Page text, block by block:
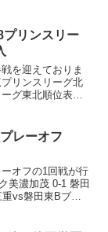
ロ磐田U-153DF井
リンスリー
を迎えておりま
リンスリーグ北
グ東北順位表得
ランキングプリ
レーオフ
オフの1回戦が行
美濃加茂 0-1 磐田
vs磐田東Bブロ